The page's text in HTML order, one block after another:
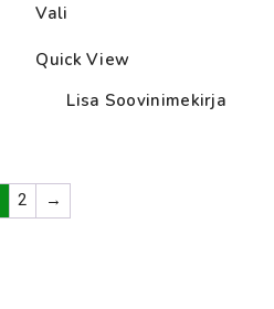
Vali
Quick View
Lisa Soovinimekirja
2 →